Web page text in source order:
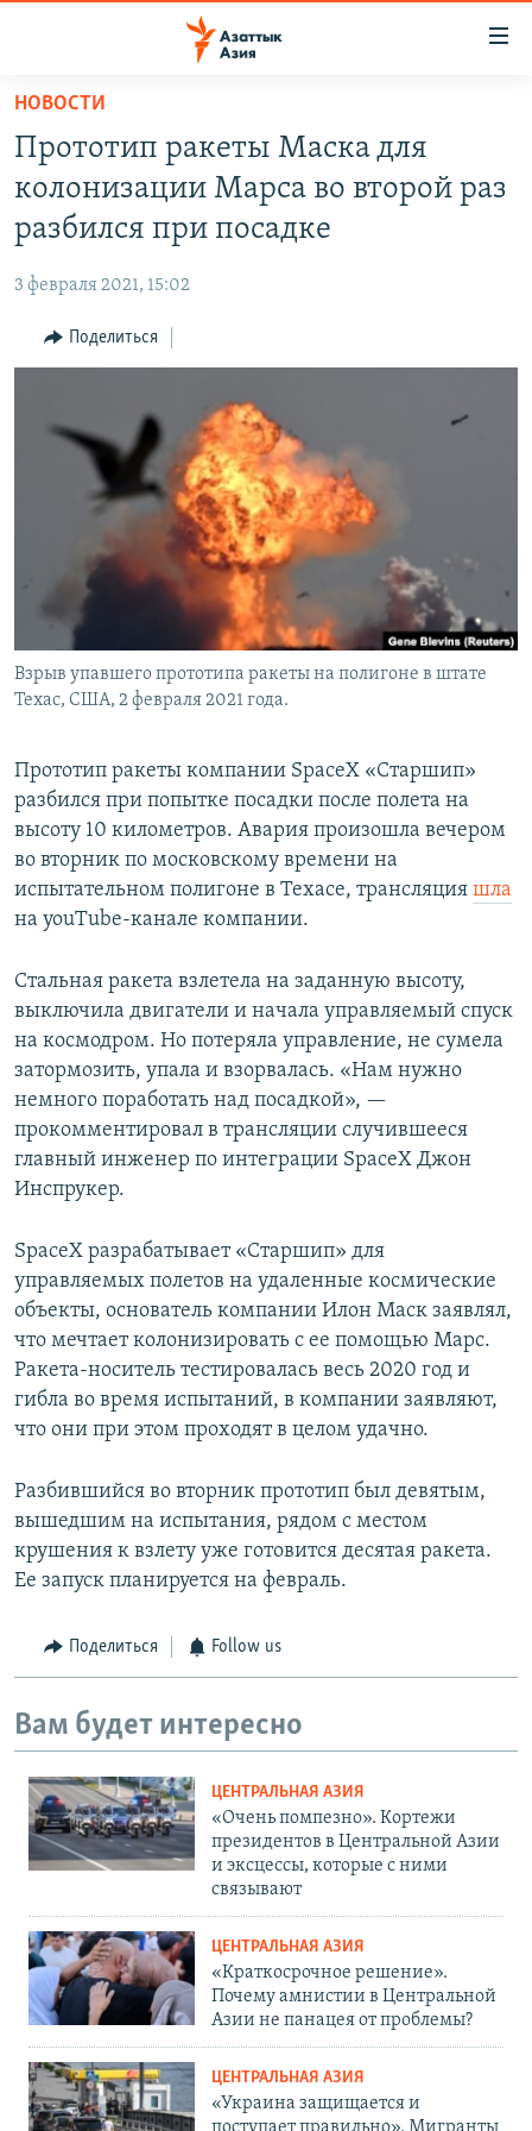
Вернуться
основному
содержанию
Вернутся
главной
навигации
Вернутся
КАЗАХСТАН
КЫРГЫЗСТАН
ТАДЖИКИСТАН
НОВОСТИ
ВОЙНА В УКРАИНЕ
ҚАЗАҚША
КЫРГЫЗЧА
ТОҶИКӢ
TÜRKMENÇE
Все сайты РСЕ/РС
НОВОСТИ
Прототип ракеты Маска для
колонизации Марса во второй раз
разбился при посадке
3 февраля 2021, 15:02
Поделиться
Взрыв упавшего прототипа ракеты на полигоне в штате
Техас, США, 2 февраля 2021 года.
Прототип ракеты компании SpaceX «Старшип»
разбился при попытке посадки после полета на
высоту 10 километров. Авария произошла вечером
во вторник по московскому времени на
испытательном полигоне в Техасе, трансляция шла
на youTube-канале компании.
Стальная ракета взлетела на заданную высоту,
выключила двигатели и начала управляемый спуск
на космодром. Но потеряла управление, не сумела
затормозить, упала и взорвалась. «Нам нужно
немного поработать над посадкой», —
прокомментировал в трансляции случившееся
главный инженер по интеграции SpaceX Джон
Инспрукер.
SpaceX разрабатывает «Старшип» для
управляемых полетов на удаленные космические
объекты, основатель компании Илон Маск заявлял,
что мечтает колонизировать с ее помощью Марс.
Ракета-носитель тестировалась весь 2020 год и
гибла во время испытаний, в компании заявляют,
что они при этом проходят в целом удачно.
Разбившийся во вторник прототип был девятым,
вышедшим на испытания, рядом с местом
крушения к взлету уже готовится десятая ракета.
Ее запуск планируется на февраль.
Поделиться Follow us
Вам будет интересно
ЦЕНТРАЛЬНАЯ АЗИЯ
«Очень помпезно». Кортежи
президентов в Центральной Азии
и эксцессы, которые с ними
связывают
ЦЕНТРАЛЬНАЯ АЗИЯ
«Краткосрочное решение».
Почему амнистии в Центральной
Азии не панацея от проблемы?
ЦЕНТРАЛЬНАЯ АЗИЯ
«Украина защищается и